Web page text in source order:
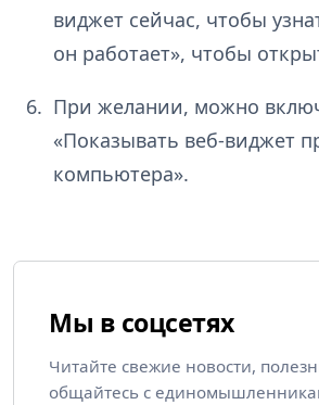
виджет сейчас, чтобы
он работает», чтобы
При желании, можно
«Показывать веб-виджет
компьютера».
Мы в соцсетях
Читайте свежие новости,
общайтесь с